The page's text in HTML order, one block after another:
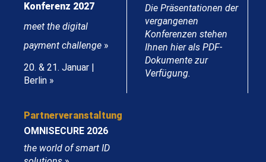
Konferenz 2027
meet the digital
payment challenge »
20. & 21. Januar |
Berlin »
Die Präsentationen der
vergangenen
Konferenzen stehen
Ihnen hier als PDF-
Dokumente zur
Verfügung.
Partnerveranstaltung
OMNISECURE 2026
the world of smart ID